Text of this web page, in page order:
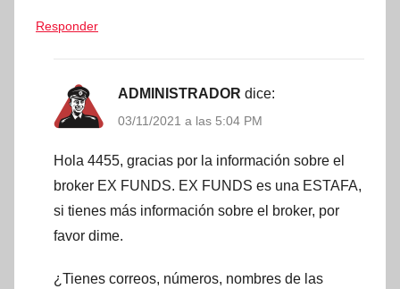
Responder
ADMINISTRADOR dice:
03/11/2021 a las 5:04 PM
Hola 4455, gracias por la información sobre el
broker EX FUNDS. EX FUNDS es una ESTAFA,
si tienes más información sobre el broker, por
favor dime.
¿Tienes correos, números, nombres de las